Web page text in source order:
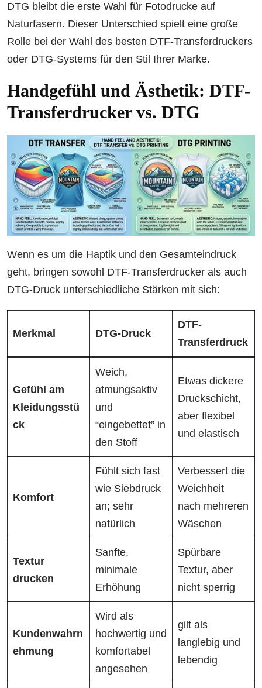
DTG bleibt die erste Wahl für Fotodrucke auf
Naturfasern. Dieser Unterschied spielt eine große
Rolle bei der Wahl des besten DTF-Transferdruckers
oder DTG-Systems für den Stil Ihrer Marke.
Handgefühl und Ästhetik: DTF-
Transferdrucker vs. DTG
Wenn es um die Haptik und den Gesamteindruck
geht, bringen sowohl DTF-Transferdrucker als auch
DTG-Druck unterschiedliche Stärken mit sich:
Merkmal DTG-Druck
DTF-
Transferdruck
Gefühl am
Kleidungsstü
ck
Weich,
atmungsaktiv
und
“eingebettet” in
den Stoff
Etwas dickere
Druckschicht,
aber flexibel
und elastisch
Komfort
Fühlt sich fast
wie Siebdruck
an; sehr
natürlich
Verbessert die
Weichheit
nach mehreren
Wäschen
Textur
drucken
Sanfte,
minimale
Erhöhung
Spürbare
Textur, aber
nicht sperrig
Kundenwahrn
ehmung
Wird als
hochwertig und
komfortabel
angesehen
gilt als
langlebig und
lebendig